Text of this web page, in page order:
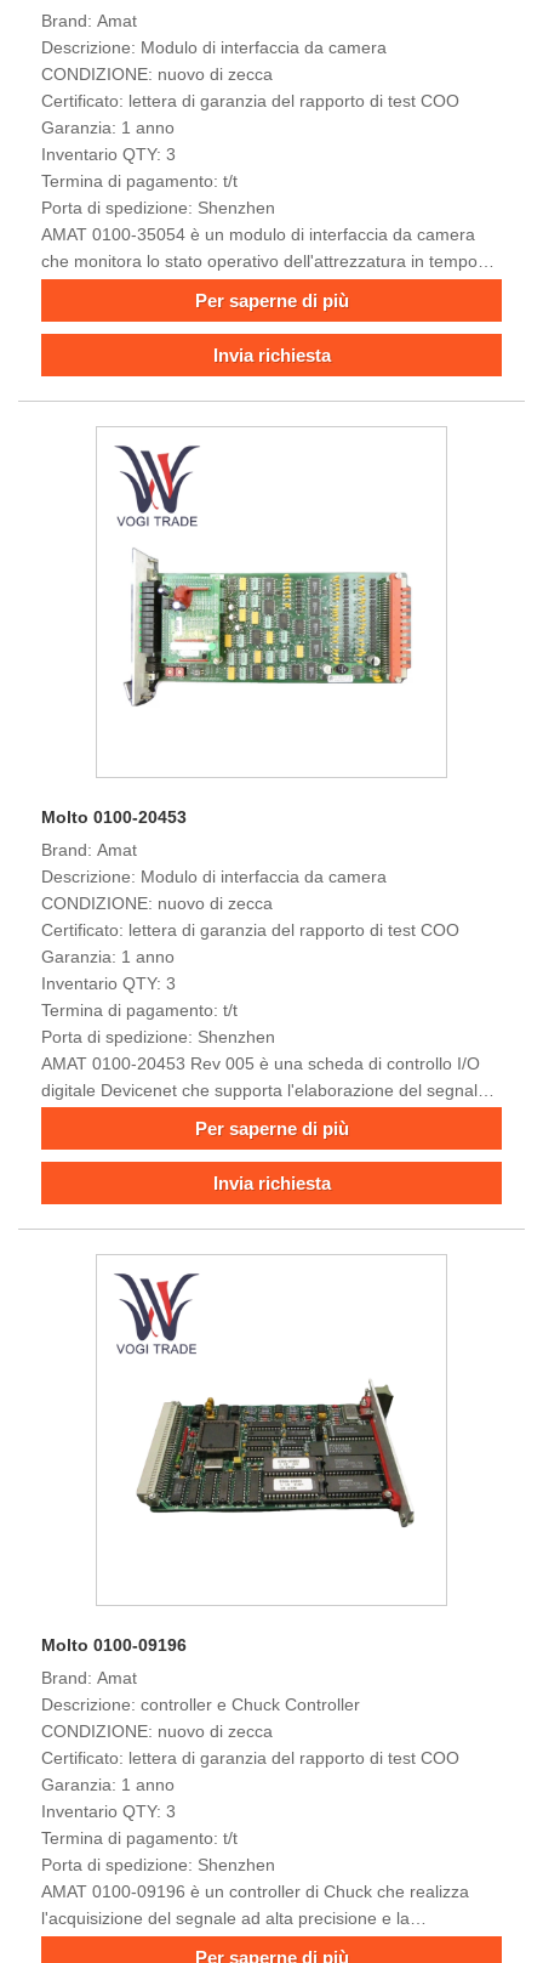
Brand: Amat
Descrizione: Modulo di interfaccia da camera
CONDIZIONE: nuovo di zecca
Certificato: lettera di garanzia del rapporto di test COO
Garanzia: 1 anno
Inventario QTY: 3
Termina di pagamento: t/t
Porta di spedizione: Shenzhen
AMAT 0100-35054 è un modulo di interfaccia da camera
che monitora lo stato operativo dell'attrezzatura in tempo
innesca automaticamente il meccanismo di interblocco di
Per saperne di più
Invia richiesta
Molto 0100-20453
Brand: Amat
Descrizione: Modulo di interfaccia da camera
CONDIZIONE: nuovo di zecca
Certificato: lettera di garanzia del rapporto di test COO
Garanzia: 1 anno
Inventario QTY: 3
Termina di pagamento: t/t
Porta di spedizione: Shenzhen
AMAT 0100-20453 Rev 005 è una scheda di controllo I/O
digitale Devicenet che supporta l'elaborazione del segnale
digitale multicanale e può ottenere un monitoraggio in
tempo reale e l'esecuzione precisa delle istruzioni di
Per saperne di più
Invia richiesta
Molto 0100-09196
Brand: Amat
Descrizione: controller e Chuck Controller
CONDIZIONE: nuovo di zecca
Certificato: lettera di garanzia del rapporto di test COO
Garanzia: 1 anno
Inventario QTY: 3
Termina di pagamento: t/t
Porta di spedizione: Shenzhen
AMAT 0100-09196 è un controller di Chuck che realizza
l'acquisizione del segnale ad alta precisione e la
trasmissione dei comandi e viene utilizzato per coordinare
Per saperne di più